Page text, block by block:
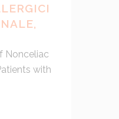
Nonceliac
with